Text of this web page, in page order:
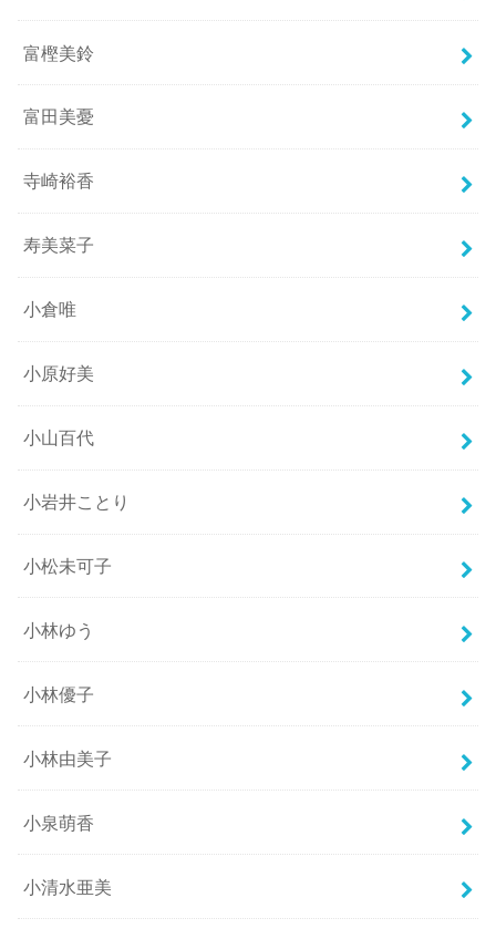
富樫美鈴
富田美憂
寺崎裕香
寿美菜子
小倉唯
小原好美
小山百代
小岩井ことり
小松未可子
小林ゆう
小林優子
小林由美子
小泉萌香
小清水亜美